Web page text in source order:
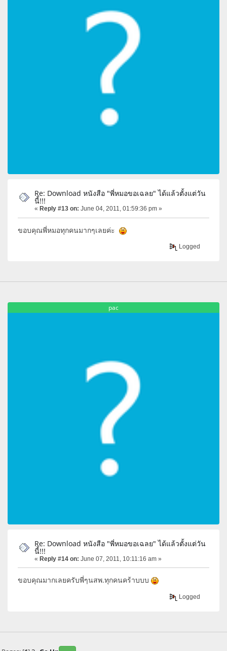
Re: Download หนังสือ "พี่หมอขอเฉลย" ได้แล้วตั้งแต่วัน
นี้!!!
« Reply #13 on: June 04, 2011, 01:59:36 pm »
ขอบคุณพี่หมอทุกคนมากๆเลยค่ะ
Logged
pac
Re: Download หนังสือ "พี่หมอขอเฉลย" ได้แล้วตั้งแต่วัน
นี้!!!
« Reply #14 on: June 07, 2011, 10:11:16 am »
ขอบคุณมากเลยครับพี่ๆนสพ.ทุกคนคร้าบบบ
Logged